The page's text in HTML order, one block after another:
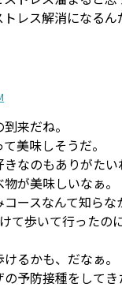
レス解消になるん
来だね。
美味しそうだ。
なのもありがたい
が美味しいなぁ。
ースなんて知らな
て歩いて行ったの
るかも、だなぁ。
予防接種をしてき